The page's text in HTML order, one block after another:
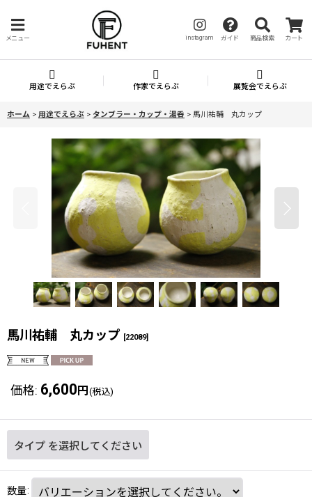
メニュー instagram ガイド 商品検索 カート
用途でえらぶ 作家でえらぶ 展覧会でえらぶ
ホーム > 用途でえらぶ > タンブラー・カップ・湯呑 > 馬川祐輔 丸カップ
馬川祐輔 丸カップ [22089]
価格: 6,600 円 (税込)
タイプ を選択してください
数量: